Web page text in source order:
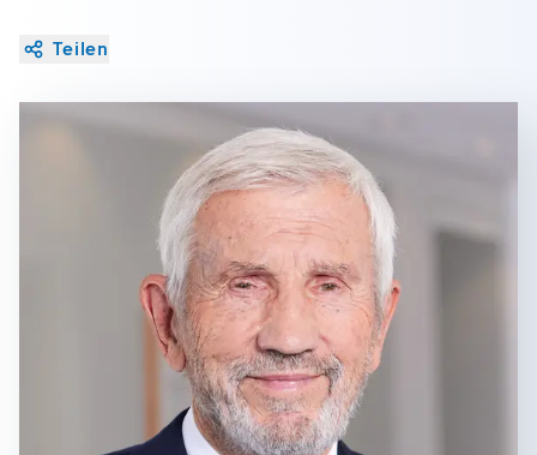
Teilen